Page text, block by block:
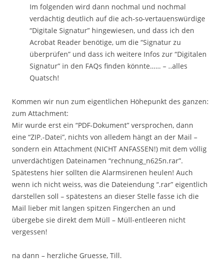
Im folgenden wird dann nochmal und nochmal
verdächtig deutlich auf die ach-so-vertauenswürdige
“Digitale Signatur” hingewiesen, und dass ich den
Acrobat Reader benötige, um die “Signatur zu
überprüfen” und dass ich weitere Infos zur “Digitalen
Signatur” in den FAQs finden könnte…… – ..alles
Quatsch!
Kommen wir nun zum eigentlichen Höhepunkt des ganzen:
zum Attachment:
Mir wurde erst ein “PDF-Dokument” versprochen, dann
eine “ZIP.-Datei”, nichts von alledem hängt an der Mail –
sondern ein Attachment (NICHT ANFASSEN!) mit dem völlig
unverdächtigen Dateinamen “rechnung_n625n.rar”.
Spätestens hier sollten die Alarmsirenen heulen! Auch
wenn ich nicht weiss, was die Dateiendung “.rar” eigentlich
darstellen soll – spätestens an dieser Stelle fasse ich die
Mail lieber mit langen spitzen Fingerchen an und
übergebe sie direkt dem Müll – Müll-entleeren nicht
vergessen!
na dann – herzliche Gruesse, Till.